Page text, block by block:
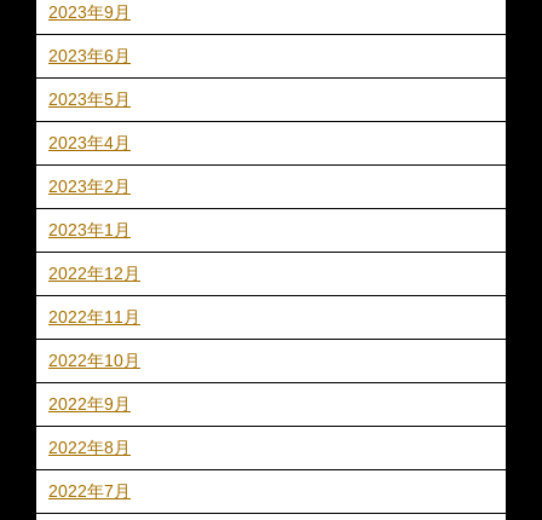
2023年9月
2023年6月
2023年5月
2023年4月
2023年2月
2023年1月
2022年12月
2022年11月
2022年10月
2022年9月
2022年8月
2022年7月